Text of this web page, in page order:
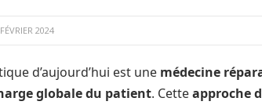
2024
d’aujourd’hui est une médecine
globale du patient. Cetteapproche